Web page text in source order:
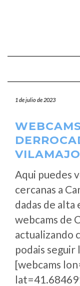
1 de julio de 2023
Aqui puedes
cercanas a
dadas de
webcams de
actualizando
podais seguir
[webcams